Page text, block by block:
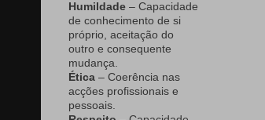
Humildade – Capacidade
de conhecimento de si
próprio, aceitação do
outro e consequente
mudança.
Ética – Coerência nas
acções profissionais e
pessoais.